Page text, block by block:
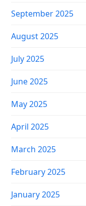
September 2025
August 2025
July 2025
June 2025
May 2025
April 2025
March 2025
February 2025
January 2025